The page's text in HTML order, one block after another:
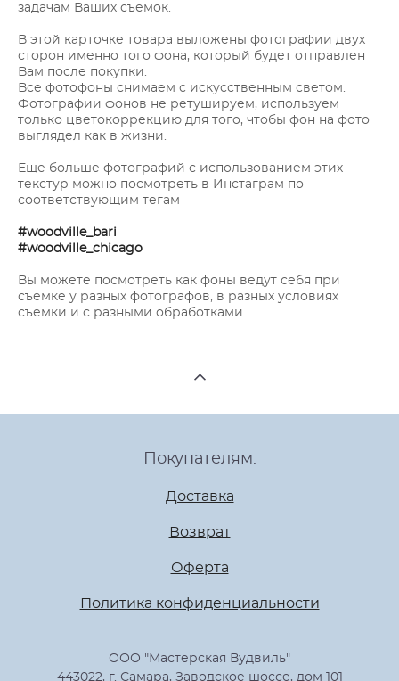
задачам Ваших съемок.
В этой карточке товара выложены фотографии двух
сторон именно того фона, который будет отправлен
Вам после покупки.
Все фотофоны снимаем с искусственным светом.
Фотографии фонов не ретушируем, используем
только цветокоррекцию для того, чтобы фон на фото
выглядел как в жизни.
Еще больше фотографий с использованием этих
текстур можно посмотреть в Инстаграм по
соответствующим тегам
#woodville_bari
#woodville_chicago
Вы можете посмотреть как фоны ведут себя при
съемке у разных фотографов, в разных условиях
съемки и с разными обработками.
Покупателям:
Доставка
Возврат
Оферта
Политика конфиденциальности
ООО "Мастерская Вудвиль"
443022, г. Самара, Заводское шоссе, дом 101